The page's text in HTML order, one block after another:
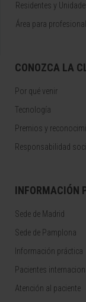
Residentes y
Área para
CONOZCA LA
Por qué venir
Tecnología
Premios y
Responsabilidad
INFORMACIÓN
Sede de Madrid
Sede de Pamplona
Información práctica
Pacientes
Atención al paciente